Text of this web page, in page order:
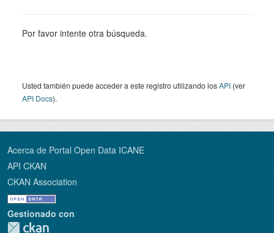
Por favor intente otra búsqueda.
Usted también puede acceder a este registro utilizando losAPI (ver
API Docs).
Acerca de Portal Open Data ICANE
API CKAN
CKAN Association
Gestionado con